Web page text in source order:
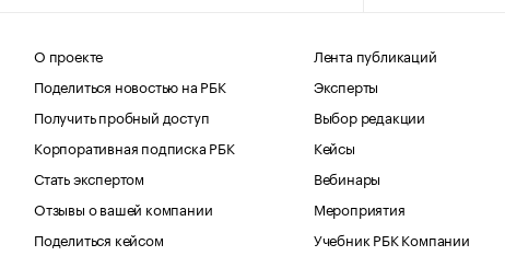
О проекте
Поделиться новостью на РБК
Получить пробный доступ
Корпоративная подписка РБК
Стать экспертом
Отзывы о вашей компании
Поделиться кейсом
Лента публикаций
Эксперты
Выбор редакции
Кейсы
Вебинары
Мероприятия
Учебник РБК Компании